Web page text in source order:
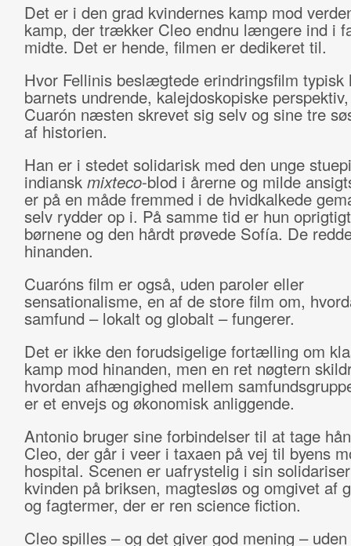
Det er i den grad kvindernes kamp mod
kamp, der trækker Cleo endnu længere ind i
midte. Det er hende, filmen er dedikeret til.
Hvor Fellinis beslægtede erindringsfilm typisk
barnets undrende, kalejdoskopiske
Cuarón næsten skrevet sig selv og sine tre
af historien.
Han er i stedet solidarisk med den unge
indiansk mixteco-blod i årerne og milde
er på en måde fremmed i de hvidkalkede
selv rydder op i. På samme tid er hun
børnene og den hårdt prøvede Sofía. De
hinanden.
Cuaróns film er også, uden paroler eller
sensationalisme, en af de store film om,
samfund – lokalt og globalt – fungerer.
Det er ikke den forudsigelige fortælling om
kamp mod hinanden, men en ret nøgtern
hvordan afhængighed mellem
er et envejs og økonomisk anliggende.
Antonio bruger sine forbindelser til at tage
Cleo, der går i veer i taxaen på vej til byens
hospital. Scenen er uafrystelig i sin
kvinden på briksen, magtesløs og omgivet af
og fagtermer, der er ren science fiction.
Cleo spilles – og det giver god mening –